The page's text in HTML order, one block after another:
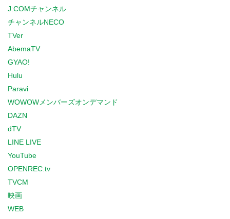
J:COMチャンネル
チャンネルNECO
TVer
AbemaTV
GYAO!
Hulu
Paravi
WOWOWメンバーズオンデマンド
DAZN
dTV
LINE LIVE
YouTube
OPENREC.tv
TVCM
映画
WEB